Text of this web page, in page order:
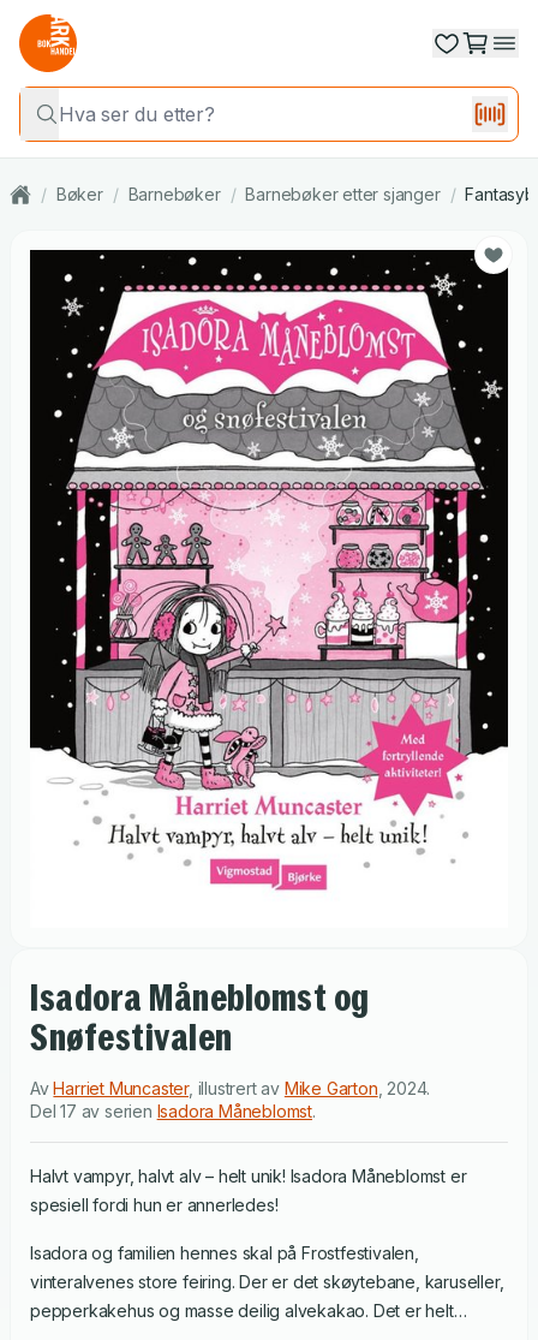
/ Bøker / Barnebøker / Barnebøker etter sjanger /
Isadora Måneblomst og
Snøfestivalen
AvHarriet Muncaster, illustrert av Mike Garton 2024.
Del 17 av serien Isadora Måneblomst.
Halvt vampyr, halvt alv – helt unik! Isadora Måneblomst er
spesiell fordi hun er annerledes!
Isadora og familien hennes skal på Frostfestivalen,
vinteralvenes store feiring. Der er det skøytebane, karuseller,
pepperkakehus og masse deilig alvekakao. Det er helt